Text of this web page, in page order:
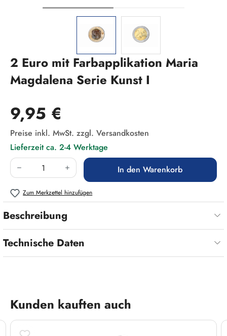
2 Euro mit Farbapplikation Maria
Magdalena Serie Kunst I
Regulärer Preis:
9,95 €
Preise inkl. MwSt. zzgl. Versandkosten
Lieferzeit ca. 2-4 Werktage
Produkt Anzahl: Gib den gewünschten Wert
In den Warenkorb
Zum Merkzettel hinzufügen
Beschreibung
Technische Daten
Produktgalerie überspringen
Kunden kauften auch